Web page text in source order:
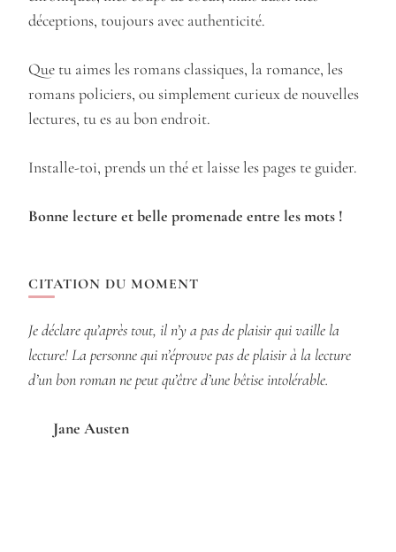
déceptions, toujours avec authenticité.
Que tu aimes les romans classiques, la romance, les
romans policiers, ou simplement curieux de nouvelles
lectures, tu es au bon endroit.
Installe-toi, prends un thé et laisse les pages te guider.
Bonne lecture et belle promenade entre les mots !
CITATION DU MOMENT
Je déclare qu’après tout, il n’y a pas de plaisir qui vaille la
lecture! La personne qui n’éprouve pas de plaisir à la lecture
d’un bon roman ne peut qu’être d’une bêtise intolérable.
Jane Austen